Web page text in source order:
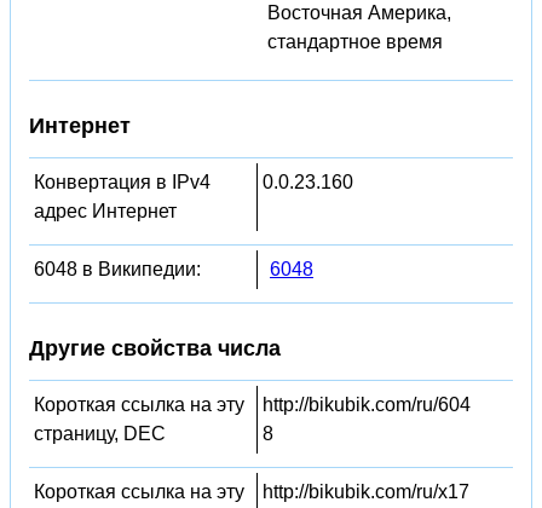
Восточная Америка,
стандартное время
Интернет
Конвертация в IPv4
адрес Интернет
0.0.23.160
6048 в Википедии: 6048
Другие свойства числа
Короткая ссылка на эту
страницу, DEC
http://bikubik.com/ru/604
8
Короткая ссылка на эту
http://bikubik.com/ru/x17